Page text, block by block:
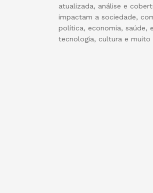
atualizada, análise e
impactam a sociedade,
política, economia, saúde,
tecnologia, cultura e muito